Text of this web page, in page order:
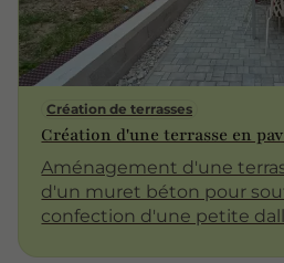
Création de terrasses
Création d'une terrasse en
Aménagement d'une
d'un muret béton pour
confection d'une petite